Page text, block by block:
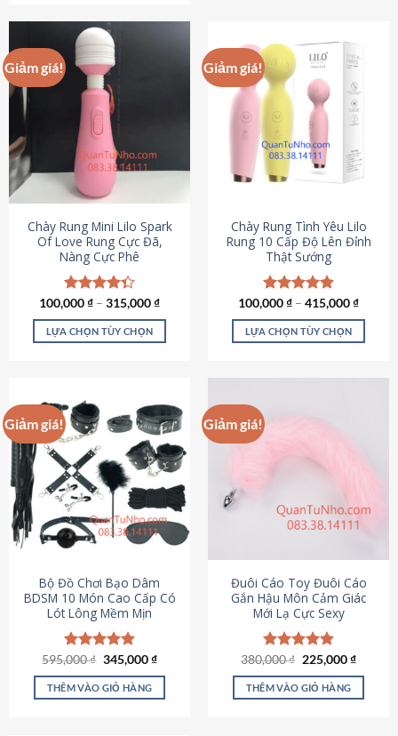
nhiều
biến
thể.
Các
chọn
thể
chọn
trên
trang
sản
phẩm
Giảm giá!
Chày Rung Mini Lilo Spark
Of Love Rung Cực Đã,
Nàng Cực Phê
Được xếp
hạng4.33
5 sao
100,000₫ – 315,000₫
LỰA CHỌN TÙY CHỌN
có
nhiều
biến
thể.
Các
tùy
chọn
có
chọn
trên
trang
sản
phẩm
Giảm giá!
Chày Rung Tình Yêu Lilo
Rung 10 Cấp Độ Lên Đỉnh
Thật Sướng
Được xếp
hạng4.94
5 sao
100,000₫ – 415,000₫
LỰA CHỌN TÙY CHỌN
biến
thể.
chọn
chọn
trên
trang
sản
phẩm
Giảm giá!
Bộ Đồ Chơi Bạo Dâm
BDSM 10 Món Cao Cấp Có
Lót Lông Mềm Mịn
Được xếp
hạng4.88
5 sao
595,000₫ Giá
là:
595,000 ₫.
345,000₫Giá
tại
THÊM VÀO GIỎ HÀNG
Giảm giá!
Đuôi Cáo Toy Đuôi Cáo
Gắn Hậu Môn Cảm Giác
Mới Lạ Cực Sexy
Được xếp
hạng4.88
5 sao
380,000₫ Giá
là:
380,000 ₫.
225,000₫Giá
tại
THÊM VÀO GIỎ HÀNG